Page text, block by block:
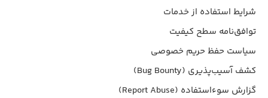
شرایط استفاده از خدمات
توافق‌نامه سطح کیفیت
سیاست حفظ حریم خصوصی
کشف آسیب‌پذیری (Bug Bounty)
گزارش سوءاستفاده (Report Abuse)